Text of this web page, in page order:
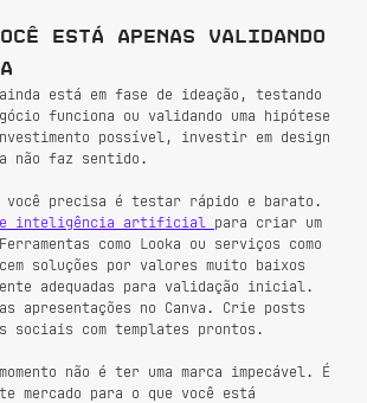
está apenas validando
está em fase de ideação, testando
funciona ou validando uma hipótese
possível, investir em design
não faz sentido.
você precisa é testar rápido e barato.
inteligência artificial para criar um
como Looka ou serviços como
soluções por valores muito baixos
adequadas para validação inicial.
apresentações no Canva. Crie posts
sociais com templates prontos.
não é ter uma marca impecável. É
mercado para o que você está